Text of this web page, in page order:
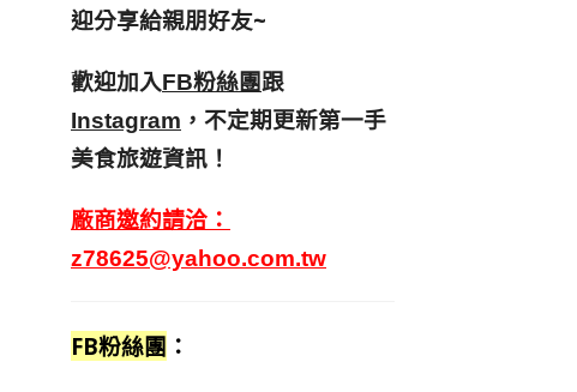
迎分享給親朋好友~
歡迎加入FB粉絲團跟
Instagram ，不定期更新第一手
美食旅遊資訊！
廠商邀約請洽：
z78625@yahoo.com.tw
FB粉絲團 ：